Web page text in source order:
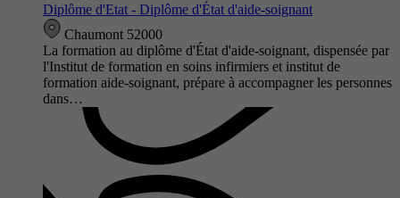
Diplôme d'Etat - Diplôme d'État d'aide-soignant
Chaumont 52000
La formation au diplôme d'État d'aide-soignant, dispensée par
l'Institut de formation en soins infirmiers et institut de
formation aide-soignant, prépare à accompagner les personnes
dans…